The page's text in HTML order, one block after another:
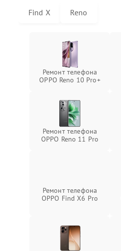
Find X Reno
Ремонт телефона
OPPO Reno 10 Pro+
Ремонт телефона
OPPO Reno 11 Pro
Ремонт телефона
OPPO Find X6 Pro